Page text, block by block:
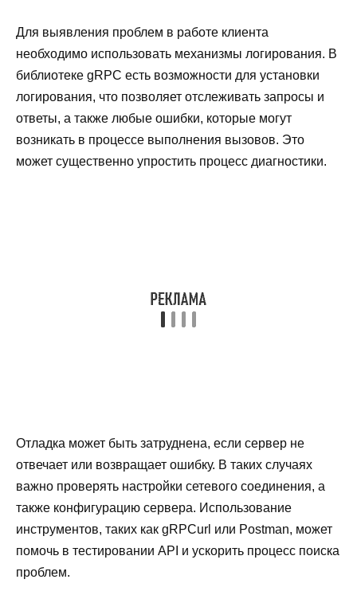
Для выявления проблем в работе клиента
необходимо использовать механизмы логирования. В
библиотеке gRPC есть возможности для установки
логирования, что позволяет отслеживать запросы и
ответы, а также любые ошибки, которые могут
возникать в процессе выполнения вызовов. Это
может существенно упростить процесс диагностики.
Отладка может быть затруднена, если сервер не
отвечает или возвращает ошибку. В таких случаях
важно проверять настройки сетевого соединения, а
также конфигурацию сервера. Использование
инструментов, таких как gRPCurl или Postman, может
помочь в тестировании API и ускорить процесс поиска
проблем.